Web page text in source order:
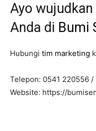
Ayo
Anda di Bumi
Hubungi tim marketing
Telepon: 0541 220556 /
Website: https://